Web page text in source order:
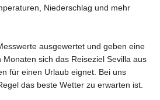
Niederschlag und mehr
ausgewertet und geben eine
sich das Reiseziel Sevilla aus
für einen Urlaub eignet. Bei uns
das beste Wetter zu erwarten ist.